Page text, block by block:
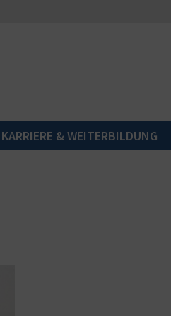
KARRIERE & WEITERBILDUNG